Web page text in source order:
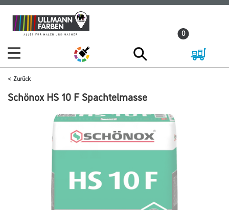
Zum
Inhalt
Zum
Navigationsmenü
0
Zurück
Schönox HS 10 F Spachtelmasse